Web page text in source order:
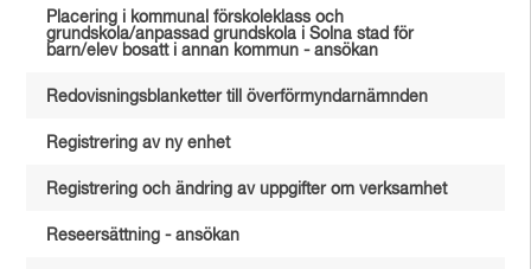
Placering i kommunal förskoleklass och
grundskola/anpassad grundskola i Solna stad för
barn/elev bosatt i annan kommun - ansökan
Redovisningsblanketter till överförmyndarnämnden
Registrering av ny enhet
Registrering och ändring av uppgifter om verksamhet
Reseersättning - ansökan